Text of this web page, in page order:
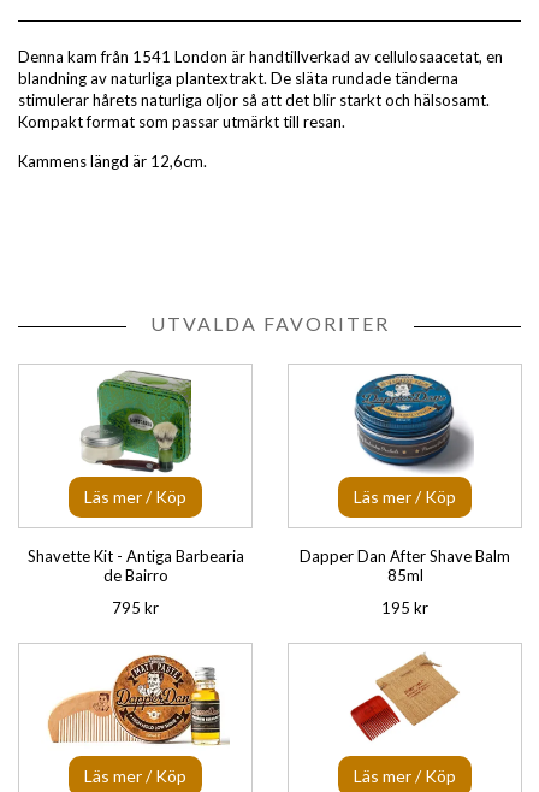
Denna kam från 1541 London är handtillverkad av cellulosaacetat, en
blandning av naturliga plantextrakt. De släta rundade tänderna
stimulerar hårets naturliga oljor så att det blir starkt och hälsosamt.
Kompakt format som passar utmärkt till resan.
Kammens längd är 12,6cm.
UTVALDA FAVORITER
Läs mer / Köp
Shavette Kit - Antiga Barbearia
de Bairro
795 kr
Läs mer / Köp
Dapper Dan After Shave Balm
85ml
195 kr
Läs mer / Köp Läs mer / Köp